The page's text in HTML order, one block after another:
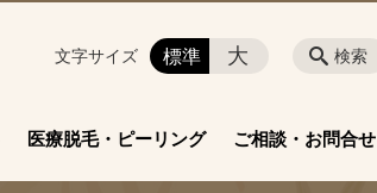
医療脱毛・ピーリング ご相談・お問合せ
検索
文字サイズ 標準 大